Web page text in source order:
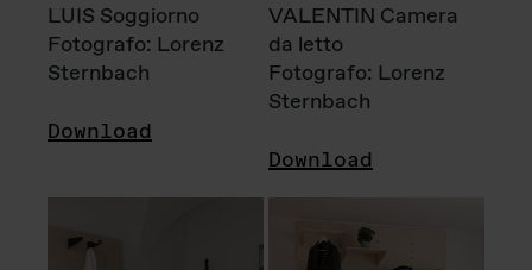
LUIS Soggiorno
Fotografo: Lorenz
Sternbach
Download
VALENTIN Camera
da letto
Fotografo: Lorenz
Sternbach
Download